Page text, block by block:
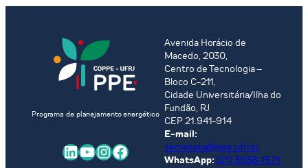
Programa de planejamento energético
LinkedIn Youtube InstagramFacebook
Avenida Horácio de
Macedo, 2030,
Centro de Tecnologia –
Bloco C-211,
Cidade Universitária/Ilha do
Fundão, RJ
CEP 21.941-914
E-mail:
secretaria@ppe.ufrj.br
WhatsApp: (21) 3938-1571